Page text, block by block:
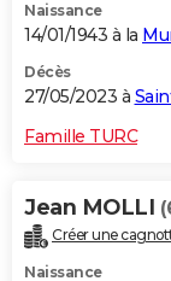
Naissance
14/01/1943 à la
Décès
27/05/2023 à
Famille TURC
Jean MOLLI
Créer une
Naissance